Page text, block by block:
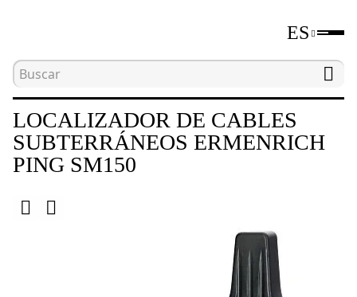
ES
Inicio
LOCALIZADOR DE CABLES
SUBTERRÁNEOS ERMENRICH
PING SM150